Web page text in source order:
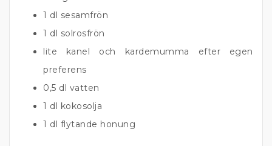
1 dl sesamfrön
1 dl solrosfrön
lite kanel och kardemumma efter egen
preferens
0,5 dl vatten
1 dl kokosolja
1 dl flytande honung